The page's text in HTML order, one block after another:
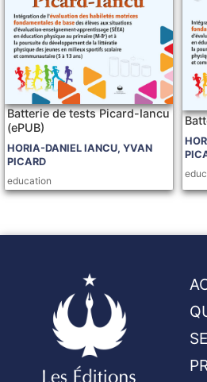
Batterie de tests Picard-Iancu
(ePUB)
HORIA-DANIEL IANCU, YVAN
PICARD
education